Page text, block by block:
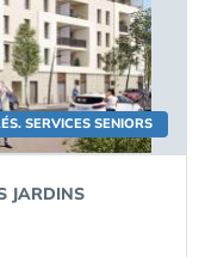
SERVICES SENIORS
JARDINS